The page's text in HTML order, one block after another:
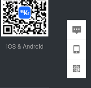
iOS & Android